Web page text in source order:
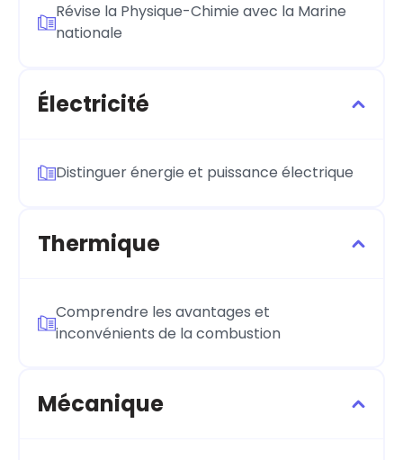
Révise la Physique-Chimie avec la Marine
nationale
Électricité
Distinguer énergie et puissance électrique
Thermique
Comprendre les avantages et
inconvénients de la combustion
Mécanique